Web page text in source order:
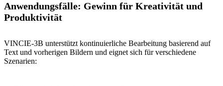
Anwendungsfälle: Gewinn für Kreativität und
Produktivität
VINCIE-3B unterstützt kontinuierliche Bearbeitung basierend auf
Text und vorherigen Bildern und eignet sich für verschiedene
Szenarien: